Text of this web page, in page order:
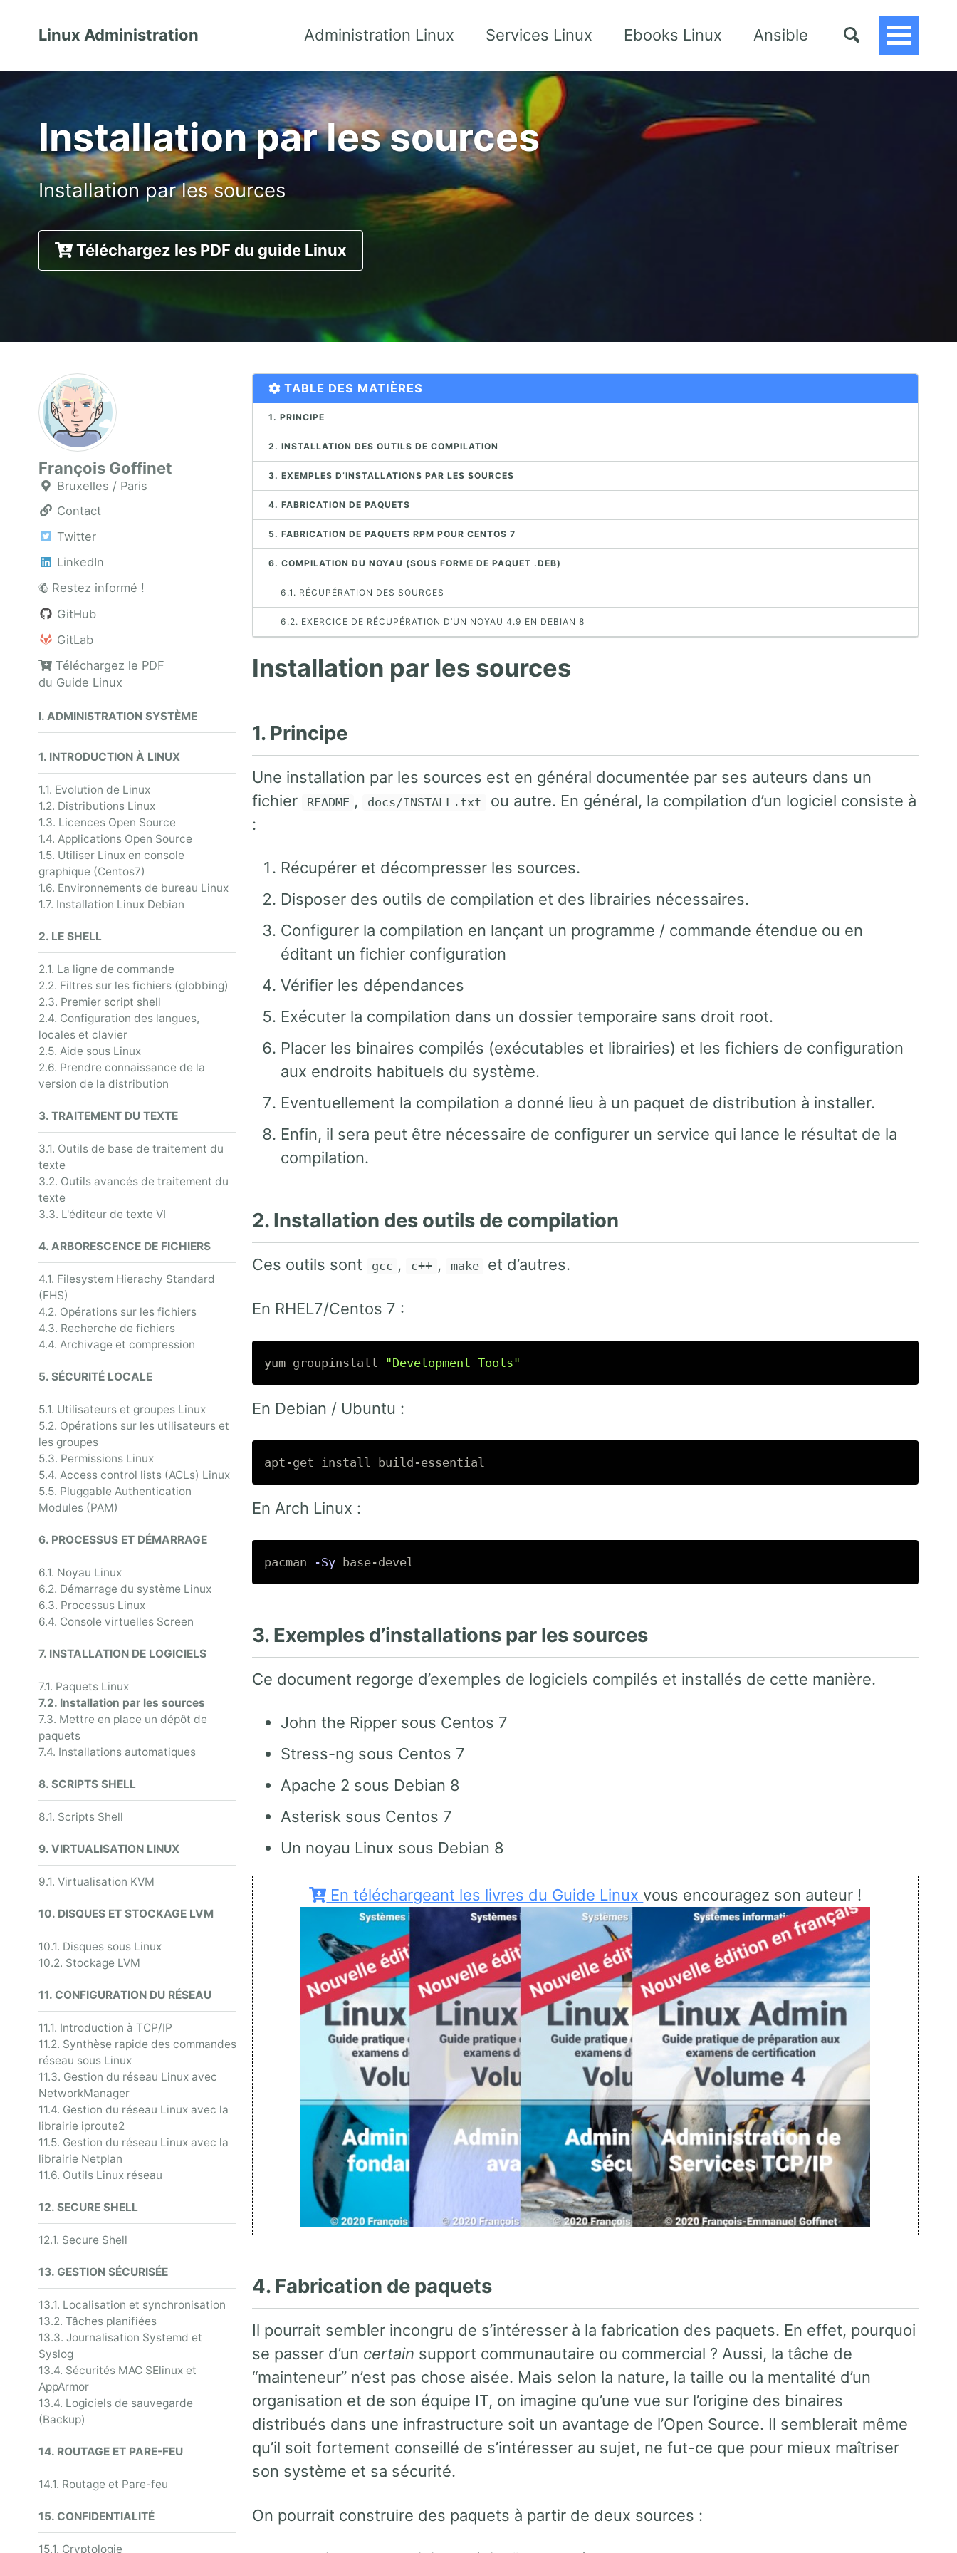
Linux Administration Administration Linux Services Linux Ebooks Linux Ansible
Toggle
Menu
Installation par les sources
Installation par les sources
Téléchargez les PDF du guide Linux
François Goffinet
Bruxelles / Paris
Contact
Twitter
LinkedIn
Restez informé !
GitHub
GitLab
Téléchargez le PDF
du Guide Linux
I. ADMINISTRATION SYSTÈME
1. INTRODUCTION À LINUX
1.1. Evolution de Linux
1.2. Distributions Linux
1.3. Licences Open Source
1.4. Applications Open Source
1.5. Utiliser Linux en console
graphique (Centos7)
1.6. Environnements de bureau Linux
1.7. Installation Linux Debian
2. LE SHELL
2.1. La ligne de commande
2.2. Filtres sur les fichiers (globbing)
2.3. Premier script shell
2.4. Configuration des langues,
locales et clavier
2.5. Aide sous Linux
2.6. Prendre connaissance de la
version de la distribution
3. TRAITEMENT DU TEXTE
3.1. Outils de base de traitement du
texte
3.2. Outils avancés de traitement du
texte
3.3. L'éditeur de texte VI
4. ARBORESCENCE DE FICHIERS
4.1. Filesystem Hierachy Standard
(FHS)
4.2. Opérations sur les fichiers
4.3. Recherche de fichiers
4.4. Archivage et compression
5. SÉCURITÉ LOCALE
5.1. Utilisateurs et groupes Linux
5.2. Opérations sur les utilisateurs et
les groupes
5.3. Permissions Linux
5.4. Access control lists (ACLs) Linux
5.5. Pluggable Authentication
Modules (PAM)
6. PROCESSUS ET DÉMARRAGE
6.1. Noyau Linux
6.2. Démarrage du système Linux
6.3. Processus Linux
6.4. Console virtuelles Screen
7. INSTALLATION DE LOGICIELS
7.1. Paquets Linux
7.2. Installation par les sources
7.3. Mettre en place un dépôt de
paquets
7.4. Installations automatiques
8. SCRIPTS SHELL
8.1. Scripts Shell
9. VIRTUALISATION LINUX
9.1. Virtualisation KVM
10. DISQUES ET STOCKAGE LVM
10.1. Disques sous Linux
10.2. Stockage LVM
11. CONFIGURATION DU RÉSEAU
11.1. Introduction à TCP/IP
11.2. Synthèse rapide des commandes
réseau sous Linux
11.3. Gestion du réseau Linux avec
NetworkManager
11.4. Gestion du réseau Linux avec la
librairie iproute2
11.5. Gestion du réseau Linux avec la
librairie Netplan
11.6. Outils Linux réseau
12. SECURE SHELL
12.1. Secure Shell
13. GESTION SÉCURISÉE
13.1. Localisation et synchronisation
13.2. Tâches planifiées
13.3. Journalisation Systemd et
Syslog
13.4. Sécurités MAC SElinux et
AppArmor
13.4. Logiciels de sauvegarde
(Backup)
14. ROUTAGE ET PARE-FEU
14.1. Routage et Pare-feu
15. CONFIDENTIALITÉ
15.1. Cryptologie
TABLE DES MATIÈRES
1. PRINCIPE
2. INSTALLATION DES OUTILS DE COMPILATION
3. EXEMPLES D’INSTALLATIONS PAR LES SOURCES
4. FABRICATION DE PAQUETS
5. FABRICATION DE PAQUETS RPM POUR CENTOS 7
6. COMPILATION DU NOYAU (SOUS FORME DE PAQUET .DEB)
6.1. RÉCUPÉRATION DES SOURCES
6.2. EXERCICE DE RÉCUPÉRATION D’UN NOYAU 4.9 EN DEBIAN 8
Installation par les sources
1. Principe
Une installation par les sources est en général documentée par ses auteurs dans un
fichier
README , docs/INSTALL.txt
ou autre. En général, la compilation d’un logiciel consiste à
:
Récupérer et décompresser les sources.
Disposer des outils de compilation et des librairies nécessaires.
Configurer la compilation en lançant un programme / commande étendue ou en
éditant un fichier configuration
Vérifier les dépendances
Exécuter la compilation dans un dossier temporaire sans droit root.
Placer les binaires compilés (exécutables et librairies) et les fichiers de configuration
aux endroits habituels du système.
Eventuellement la compilation a donné lieu à un paquet de distribution à installer.
Enfin, il sera peut être nécessaire de configurer un service qui lance le résultat de la
compilation.
2. Installation des outils de compilation
Ces outils sont gcc , c++ , make et d’autres.
En RHEL7/Centos 7 :
yum groupinstall "Development Tools"
En Debian / Ubuntu :
apt-get install
En Arch Linux :
pacman -Sy
3. Exemples d’installations par les sources
Ce document regorge d’exemples de logiciels compilés et installés de cette manière.
John the Ripper sous Centos 7
Stress-ng sous Centos 7
Apache 2 sous Debian 8
Asterisk sous Centos 7
Un noyau Linux sous Debian 8
En téléchargeant les livres du Guide Linux vous encouragez son auteur !
4. Fabrication de paquets
Il pourrait sembler incongru de s’intéresser à la fabrication des paquets. En effet, pourquoi
se passer d’un certain support communautaire ou commercial ? Aussi, la tâche de
“mainteneur” n’est pas chose aisée. Mais selon la nature, la taille ou la mentalité d’un
organisation et de son équipe IT, on imagine qu’une vue sur l’origine des binaires
distribués dans une infrastructure soit un avantage de l’Open Source. Il semblerait même
qu’il soit fortement conseillé de s’intéresser au sujet, ne fut-ce que pour mieux maîtriser
son système et sa sécurité.
On pourrait construire des paquets à partir de deux sources :